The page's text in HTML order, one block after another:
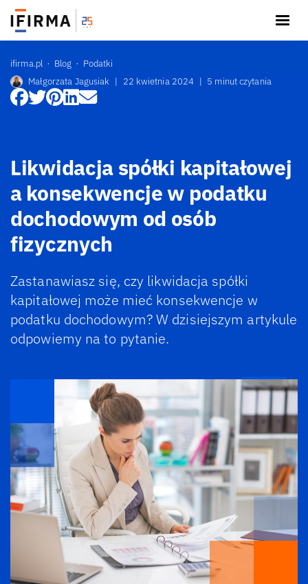
ifirma.pl Blog
Podatki
Małgorzata Jagusiak | 22 kwietnia 2024 | 5 minut czytania
Likwidacja spółki kapitałowej
a konsekwencje w podatku
dochodowym od osób
fizycznych
Zastanawiasz się, czy likwidacja spółki
kapitałowej może mieć konsekwencje w
podatku dochodowym? W dzisiejszym artykule
odpowiemy na to pytanie.